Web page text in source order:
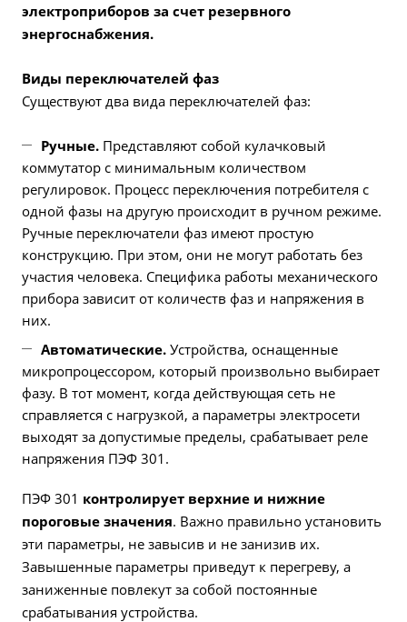
электроприборов за счет резервного
энергоснабжения.
Виды переключателей фаз
Существуют два вида переключателей фаз:
Ручные. Представляют собой кулачковый
коммутатор с минимальным количеством
регулировок. Процесс переключения потребителя с
одной фазы на другую происходит в ручном режиме.
Ручные переключатели фаз имеют простую
конструкцию. При этом, они не могут работать без
участия человека. Специфика работы механического
прибора зависит от количеств фаз и напряжения в
них.
Автоматические. Устройства, оснащенные
микропроцессором, который произвольно выбирает
фазу. В тот момент, когда действующая сеть не
справляется с нагрузкой, а параметры электросети
выходят за допустимые пределы, срабатывает реле
напряжения ПЭФ 301.
ПЭФ 301 контролирует верхние и нижние
пороговые значения. Важно правильно установить
эти параметры, не завысив и не занизив их.
Завышенные параметры приведут к перегреву, а
заниженные повлекут за собой постоянные
срабатывания устройства.